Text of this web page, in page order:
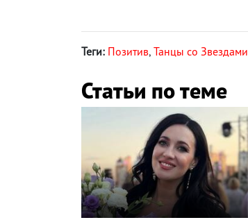
Теги: Позитив, Танцы со Звездами
Статьи по теме